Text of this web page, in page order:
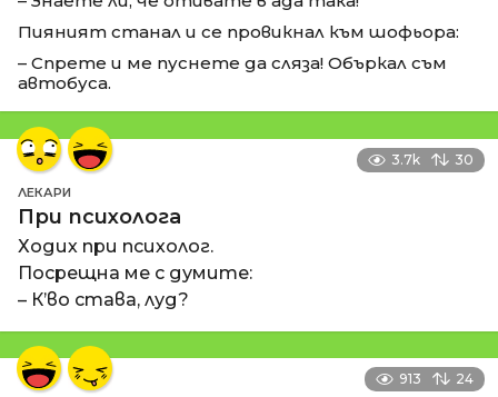
Пияният станал и се провикнал към шофьора:
– Спрете и ме пуснете да сляза! Объркал съм
автобуса.
3.7k 30
ЛЕКАРИ
При психолога
Ходих при психолог.
Посрещна ме с думите:
– К’во става, луд?
913 24